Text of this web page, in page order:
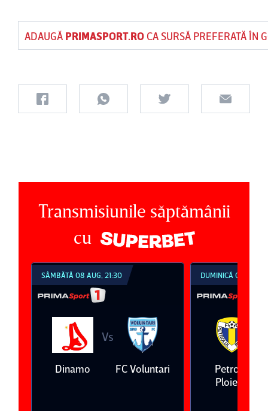
ADAUGĂ PRIMASPORT.ROCA SURSĂ PREFERATĂ ÎN
Transmisiunile săptămânii
cu
SÂMBĂTĂ 08 AUG, 21:30
Dinamo
Vs
FC Voluntari
DUMINICĂ 09 AUG,
Petrolul
Ploieşti